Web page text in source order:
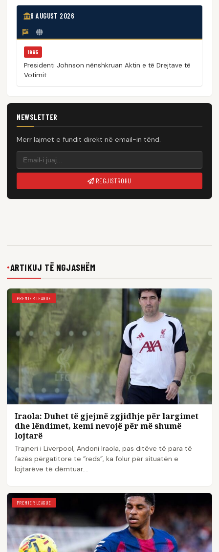
6 AUGUST 2026
1965
Presidenti Johnson nënshkruan Aktin e të Drejtave të
Votimit.
NEWSLETTER
Merr lajmet e fundit direkt në email-in tënd.
REGJISTROHU
●ARTIKUJ TË NGJASHËM
PREMIER LEAGUE
Iraola: Duhet të gjejmë zgjidhje për largimet
dhe lëndimet, kemi nevojë për më shumë
lojtarë
Trajneri i Liverpool, Andoni Iraola, pas ditëve të para të
fazës përgatitore te “reds”, ka folur për situatën e
lojtarëve të dëmtuar.…
PREMIER LEAGUE